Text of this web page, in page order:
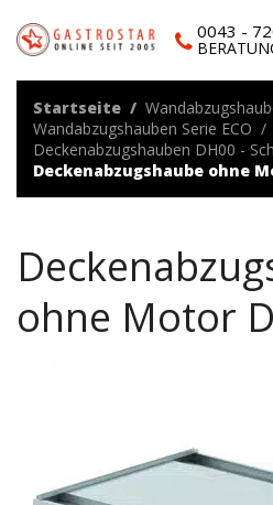
0043 -
Startseite
Wandabzugshauben Serie ECO
Deckenabzugshauben DH00 -
Deckenabzugshaube ohne
ohne Motor